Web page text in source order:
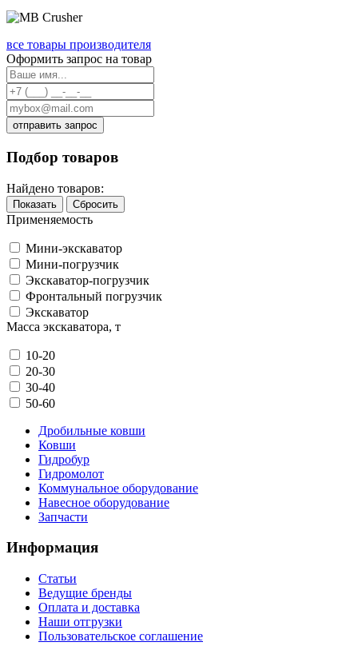
все товары производителя
Оформить запрос на товар
отправить запрос
Подбор товаров
Найдено товаров:
Показать Сбросить
Применяемость
Мини-экскаватор
Мини-погрузчик
Экскаватор-погрузчик
Фронтальный погрузчик
Экскаватор
Масса экскаватора, т
10-20
20-30
30-40
50-60
Дробильные ковши
Ковши
Гидробур
Гидромолот
Коммунальное оборудование
Навесное оборудование
Запчасти
Информация
Статьи
Ведущие бренды
Оплата и доставка
Наши отгрузки
Пользовательское соглашение